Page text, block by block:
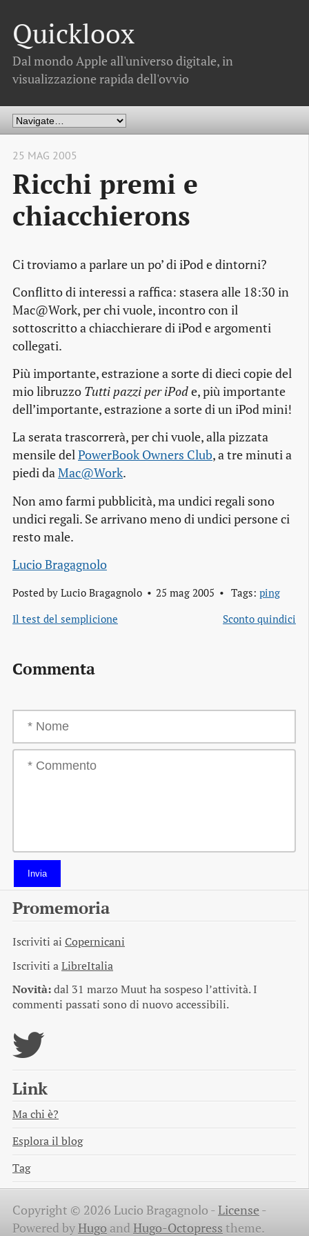
Quickloox
Dal mondo Apple all'universo digitale, in
visualizzazione rapida dell'ovvio
25 MAG 2005
Ricchi premi e
chiacchierons
Ci troviamo a parlare un po’ di iPod e dintorni?
Conflitto di interessi a raffica: stasera alle 18:30 in
Mac@Work, per chi vuole, incontro con il
sottoscritto a chiacchierare di iPod e argomenti
collegati.
Più importante, estrazione a sorte di dieci copie del
mio libruzzo Tutti pazzi per iPode, più importante
dell’importante, estrazione a sorte di un iPod mini!
La serata trascorrerà, per chi vuole, alla pizzata
mensile delPowerBook Owners Club, a tre minuti a
piedi daMac@Work.
Non amo farmi pubblicità, ma undici regali sono
undici regali. Se arrivano meno di undici persone ci
resto male.
Lucio Bragagnolo
Posted by Lucio Bragagnolo 25 mag 2005 Tags: ping
Il test del semplicione
Sconto quindici
Commenta
Invia
Promemoria
Iscriviti ai Copernicani
Iscriviti aLibreItalia
Novità:dal 31 marzo Muut ha sospeso l’attività. I
commenti passati sono di nuovo accessibili.
Link
Ma chi è?
Esplora il blog
Tag
Copyright © 2026 Lucio Bragagnolo -License -
Powered byHugo and Hugo-Octopress theme.